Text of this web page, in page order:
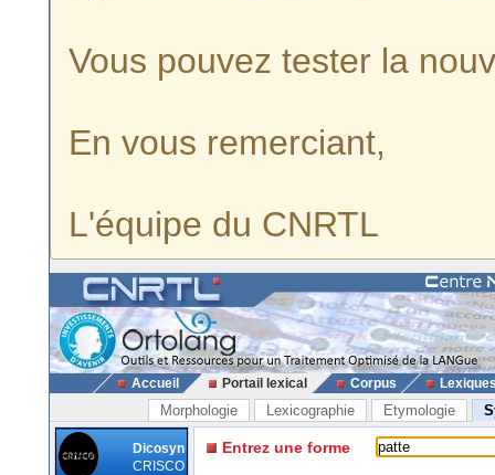
Vous pouvez tester la
En vous remerciant,
L'équipe du CNRTL
Accueil Portail lexical Corpus
Morphologie Lexicographie Etymologie
Dicosyn
CRISCO
Entrez une forme